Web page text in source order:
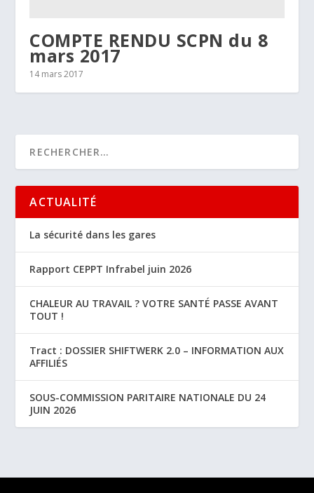
COMPTE RENDU SCPN du 8
mars 2017
14 mars 2017
ACTUALITÉ
La sécurité dans les gares
Rapport CEPPT Infrabel juin 2026
CHALEUR AU TRAVAIL ? VOTRE SANTÉ PASSE AVANT
TOUT !
Tract : DOSSIER SHIFTWERK 2.0 – INFORMATION AUX
AFFILIÉS
SOUS-COMMISSION PARITAIRE NATIONALE DU 24
JUIN 2026